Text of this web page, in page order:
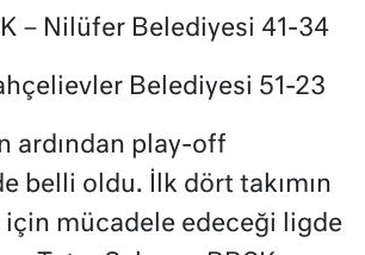
– Nilüfer Belediyesi 41-34
Belediyesi 51-23
ardından play-off
belli oldu. İlk dört takımın
mücadele edeceği ligde